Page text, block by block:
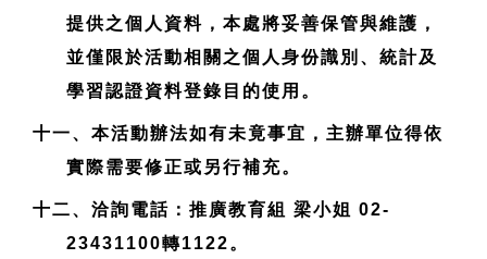
提供之個人資料，本處將妥善保管與維護，
並僅限於活動相關之個人身份識別、統計及
學習認證資料登錄目的使用。
十一、本活動辦法如有未竟事宜，主辦單位得依
實際需要修正或另行補充。
十二、洽詢電話：推廣教育組 梁小姐 02-
23431100轉1122。